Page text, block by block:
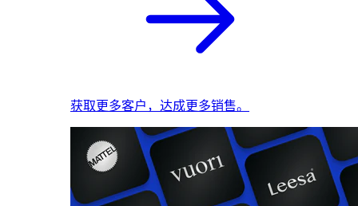
获取更多客户，达成更多销售。